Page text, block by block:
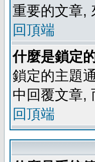
重要的文章,
回頂端
什麼是鎖定
鎖定的主題
中回覆文章,
回頂端